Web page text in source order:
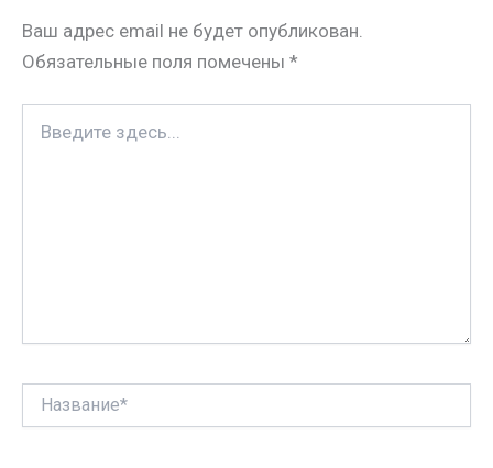
i
k
i
t
в
и
т
Ваш адрес email не будет опубликован.
Обязательные поля помечены *
здесь...